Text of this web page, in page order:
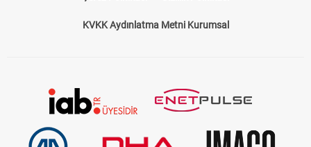
KVKK Aydınlatma Metni Kurumsal